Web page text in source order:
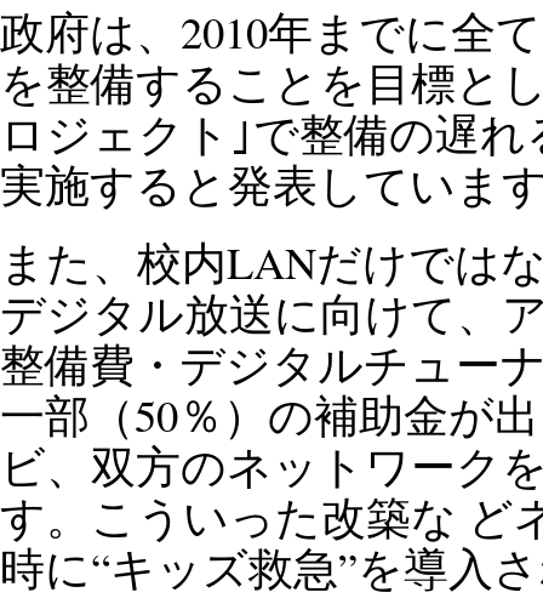
政府は、2010年までに全
を整備することを目標と
ロジェクト｣で整備の遅
実施すると発表していま
また、校内LANだけでは
デジタル放送に向けて、
整備費・デジタルチュー
一部（50％）の補助金が
ビ、双方のネットワーク
す。こういった改築な ど
時に“キッズ救急”を導入